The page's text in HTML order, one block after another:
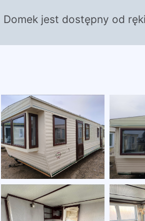
Domek jest dostępny od